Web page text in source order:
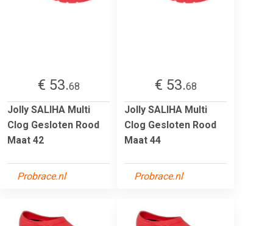
€ 53.68
Jolly SALIHA Multi
Clog Gesloten Rood
Maat 42
Probrace.nl
€ 53.68
Jolly SALIHA Multi
Clog Gesloten Rood
Maat 44
Probrace.nl